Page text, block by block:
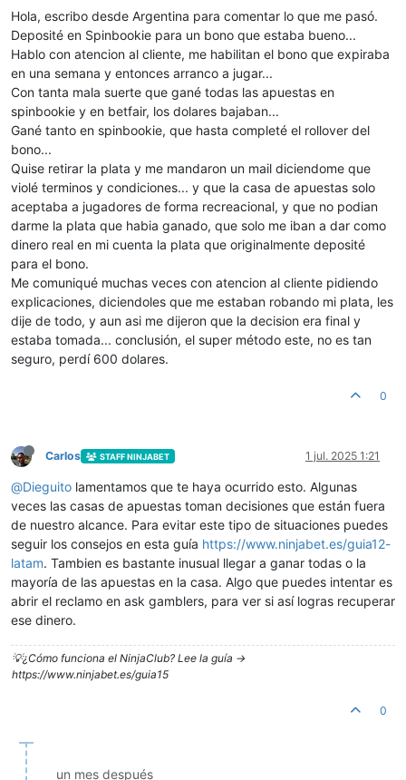
Hola, escribo desde Argentina para comentar lo que me pasó.
Deposité en Spinbookie para un bono que estaba bueno...
Hablo con atencion al cliente, me habilitan el bono que expiraba
en una semana y entonces arranco a jugar...
Con tanta mala suerte que gané todas las apuestas en
spinbookie y en betfair, los dolares bajaban...
Gané tanto en spinbookie, que hasta completé el rollover del
bono...
Quise retirar la plata y me mandaron un mail diciendome que
violé terminos y condiciones... y que la casa de apuestas solo
aceptaba a jugadores de forma recreacional, y que no podian
darme la plata que habia ganado, que solo me iban a dar como
dinero real en mi cuenta la plata que originalmente deposité
para el bono.
Me comuniqué muchas veces con atencion al cliente pidiendo
explicaciones, diciendoles que me estaban robando mi plata, les
dije de todo, y aun asi me dijeron que la decision era final y
estaba tomada... conclusión, el super método este, no es tan
seguro, perdí 600 dolares.
0
Carlos STAFF NINJABET 1 jul. 2025 1:21
@Dieguito lamentamos que te haya ocurrido esto. Algunas
veces las casas de apuestas toman decisiones que están fuera
de nuestro alcance. Para evitar este tipo de situaciones puedes
seguir los consejos en esta guía https://www.ninjabet.es/guia12-
latam. Tambien es bastante inusual llegar a ganar todas o la
mayoría de las apuestas en la casa. Algo que puedes intentar es
abrir el reclamo en ask gamblers, para ver si así logras recuperar
ese dinero.
💡¿Cómo funciona el NinjaClub? Lee la guía ->
https://www.ninjabet.es/guia15
0
un mes después